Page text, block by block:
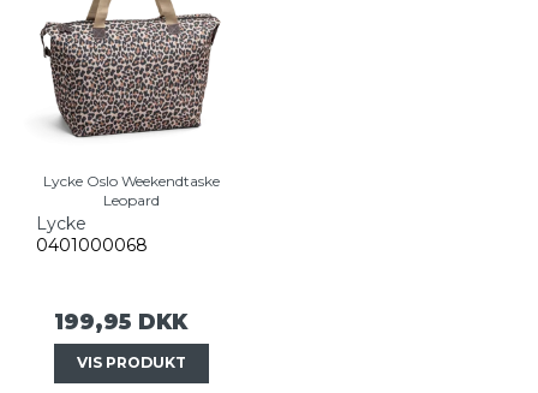
Lycke Oslo Weekendtaske
Leopard
Lycke
0401000068
199,95 DKK
VIS PRODUKT